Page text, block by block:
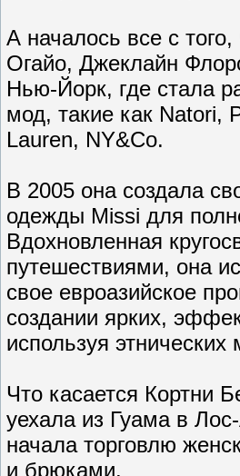
А началось все с
Огайо, Джеклайн
Нью-Йорк, где стала
мод, такие как Natori,
Lauren, NY&Co.
В 2005 она создала
одежды Missi для
Вдохновленная
путешествиями, она
свое евроазийское
создании ярких,
используя этнических
Что касается Кортни
уехала из Гуама в
начала торговлю
и брюками.